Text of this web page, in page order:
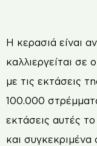
Η κερασιά είναι
καλλιεργείται σε
με τις εκτάσεις
100.000
εκτάσεις αυτές
και